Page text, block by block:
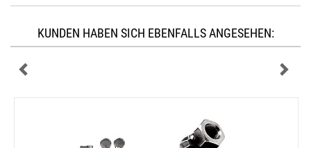
KUNDEN HABEN SICH EBENFALLS ANGESEHEN: